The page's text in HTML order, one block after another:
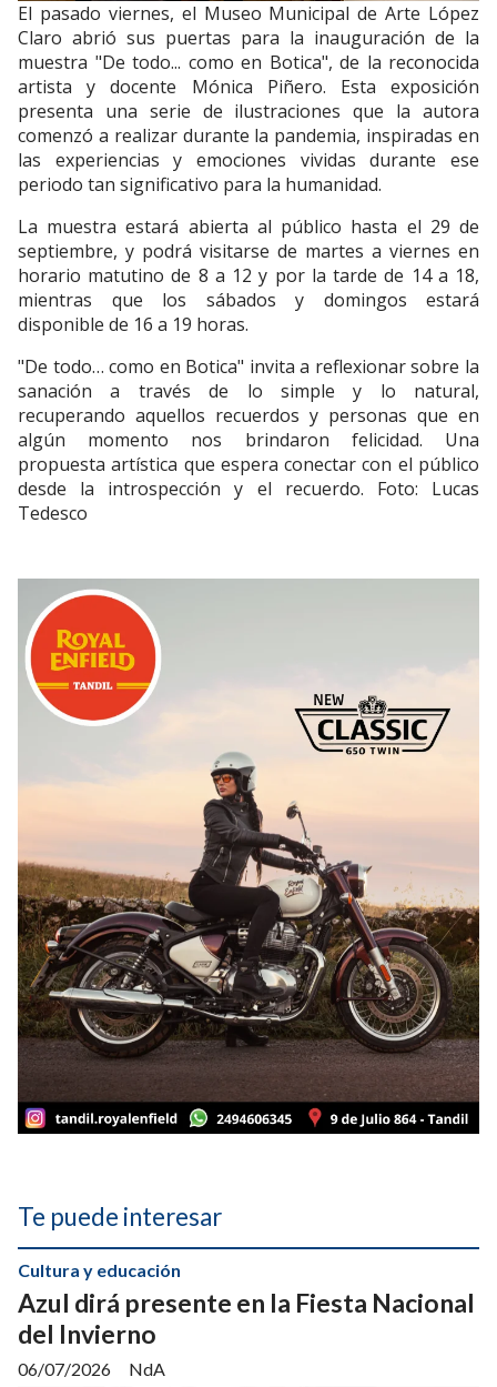
El pasado viernes, el Museo Municipal de Arte López
Claro abrió sus puertas para la inauguración de la
muestra "De todo... como en Botica", de la reconocida
artista y docente Mónica Piñero. Esta exposición
presenta una serie de ilustraciones que la autora
comenzó a realizar durante la pandemia, inspiradas en
las experiencias y emociones vividas durante ese
periodo tan significativo para la humanidad.
La muestra estará abierta al público hasta el 29 de
septiembre, y podrá visitarse de martes a viernes en
horario matutino de 8 a 12 y por la tarde de 14 a 18,
mientras que los sábados y domingos estará
disponible de 16 a 19 horas.
"De todo… como en Botica" invita a reflexionar sobre la
sanación a través de lo simple y lo natural,
recuperando aquellos recuerdos y personas que en
algún momento nos brindaron felicidad. Una
propuesta artística que espera conectar con el público
desde la introspección y el recuerdo. Foto: Lucas
Tedesco
Te puede interesar
Azul dirá presente en la Fiesta Nacional
del Invierno
NdA
Cultura y educación
06/07/2026